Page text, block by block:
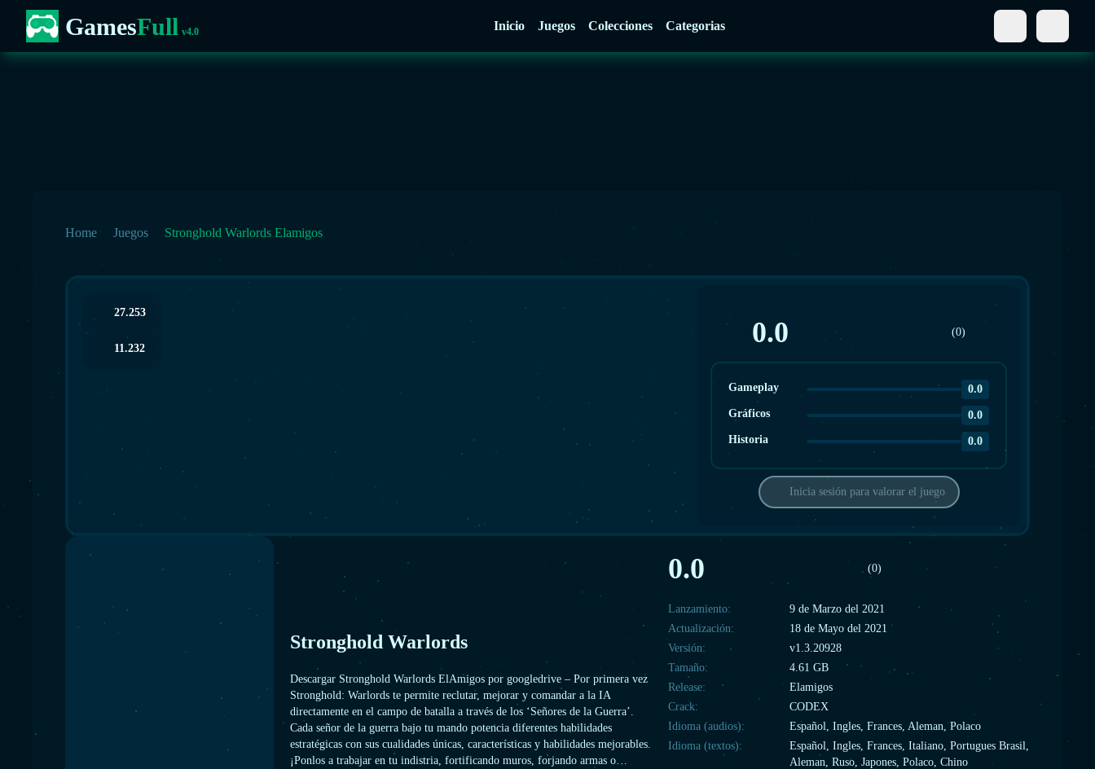
GamesFull v4.0 Inicio Juegos Colecciones Categorias
Home Juegos Stronghold Warlords Elamigos
27.253
11.232 0.0 (0)
Gameplay
0.0
Gráficos
0.0
Historia
0.0
Inicia sesión para valorar el juego
Stronghold Warlords
Descargar Stronghold Warlords ElAmigos por googledrive – Por primera vez
Stronghold: Warlords te permite reclutar, mejorar y comandar a la IA
directamente en el campo de batalla a través de los ‘Señores de la Guerra’.
Cada señor de la guerra bajo tu mando potencia diferentes habilidades
estratégicas con sus cualidades únicas, características y habilidades mejorables.
¡Ponlos a trabajar en tu indistria, fortificando muros, forjando armas o
0.0 (0)
Lanzamiento:
9 de Marzo del 2021
Actualización:
18 de Mayo del 2021
Versión:
v1.3.20928
Tamaño:
4.61 GB
Release:
Elamigos
Crack:
CODEX
Idioma (audios):
Español, Ingles, Frances, Aleman, Polaco
Idioma (textos):
Español, Ingles, Frances, Italiano, Portugues Brasil,
Aleman, Ruso, Japones, Polaco, Chino